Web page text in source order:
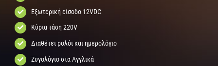
Εξωτερική είσοδο 12VDC
Κύρια τάση 220V
Διαθέτει ρολόι και ημερολόγιο
Ζυγολόγιο στα Αγγλικά